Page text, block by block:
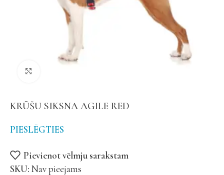
KRŪŠU SIKSNA AGILE RED
PIESLĒGTIES
Pievienot vēlmju sarakstam
SKU: Nav pieejams